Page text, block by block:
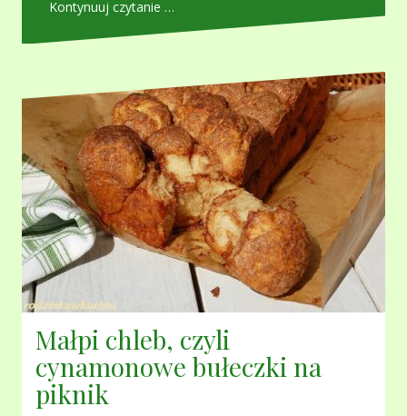
Kontynuuj czytanie …
Małpi chleb, czyli
cynamonowe bułeczki na
piknik